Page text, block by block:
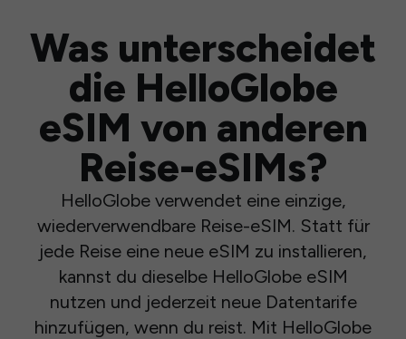
Was unterscheidet
die HelloGlobe
eSIM von anderen
Reise-eSIMs?
HelloGlobe verwendet eine einzige,
wiederverwendbare Reise-eSIM. Statt für
jede Reise eine neue eSIM zu installieren,
kannst du dieselbe HelloGlobe eSIM
nutzen und jederzeit neue Datentarife
hinzufügen, wenn du reist. Mit HelloGlobe